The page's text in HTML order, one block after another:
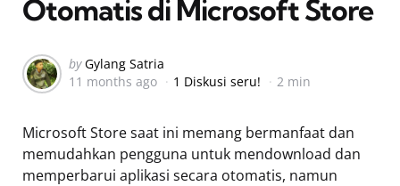
Otomatis di Microsoft Store
Posted
by
by Gylang Satria
11 months ago
1 Diskusi seru! 2 min
Microsoft Store saat ini memang bermanfaat dan
memudahkan pengguna untuk mendownload dan
memperbarui aplikasi secara otomatis, namun